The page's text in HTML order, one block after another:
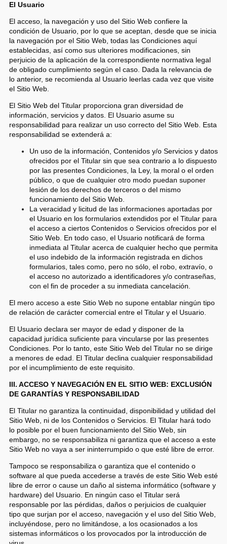
El Usuario
El acceso, la navegación y uso del Sitio Web confiere la
condición de Usuario, por lo que se aceptan, desde que se inicia
la navegación por el Sitio Web, todas las Condiciones aquí
establecidas, así como sus ulteriores modificaciones, sin
perjuicio de la aplicación de la correspondiente normativa legal
de obligado cumplimiento según el caso. Dada la relevancia de
lo anterior, se recomienda al Usuario leerlas cada vez que visite
el Sitio Web.
El Sitio Web del Titular proporciona gran diversidad de
información, servicios y datos. El Usuario asume su
responsabilidad para realizar un uso correcto del Sitio Web. Esta
responsabilidad se extenderá a:
Un uso de la información, Contenidos y/o Servicios y datos
ofrecidos por el Titular sin que sea contrario a lo dispuesto
por las presentes Condiciones, la Ley, la moral o el orden
público, o que de cualquier otro modo puedan suponer
lesión de los derechos de terceros o del mismo
funcionamiento del Sitio Web.
La veracidad y licitud de las informaciones aportadas por
el Usuario en los formularios extendidos por el Titular para
el acceso a ciertos Contenidos o Servicios ofrecidos por el
Sitio Web. En todo caso, el Usuario notificará de forma
inmediata al Titular acerca de cualquier hecho que permita
el uso indebido de la información registrada en dichos
formularios, tales como, pero no sólo, el robo, extravío, o
el acceso no autorizado a identificadores y/o contraseñas,
con el fin de proceder a su inmediata cancelación.
El mero acceso a este Sitio Web no supone entablar ningún tipo
de relación de carácter comercial entre el Titular y el Usuario.
El Usuario declara ser mayor de edad y disponer de la
capacidad jurídica suficiente para vincularse por las presentes
Condiciones. Por lo tanto, este Sitio Web del Titular no se dirige
a menores de edad. El Titular declina cualquier responsabilidad
por el incumplimiento de este requisito.
III. ACCESO Y NAVEGACIÓN EN EL SITIO WEB: EXCLUSIÓN
DE GARANTÍAS Y RESPONSABILIDAD
El Titular no garantiza la continuidad, disponibilidad y utilidad del
Sitio Web, ni de los Contenidos o Servicios. El Titular hará todo
lo posible por el buen funcionamiento del Sitio Web, sin
embargo, no se responsabiliza ni garantiza que el acceso a este
Sitio Web no vaya a ser ininterrumpido o que esté libre de error.
Tampoco se responsabiliza o garantiza que el contenido o
software al que pueda accederse a través de este Sitio Web esté
libre de error o cause un daño al sistema informático (software y
hardware) del Usuario. En ningún caso el Titular será
responsable por las pérdidas, daños o perjuicios de cualquier
tipo que surjan por el acceso, navegación y el uso del Sitio Web,
incluyéndose, pero no limitándose, a los ocasionados a los
sistemas informáticos o los provocados por la introducción de